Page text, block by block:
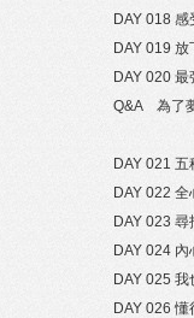
DAY 018
DAY 019
DAY 020
Q&A 為了
DAY 021 五
DAY 022
DAY 023
DAY 024
DAY 025 我
DAY 026